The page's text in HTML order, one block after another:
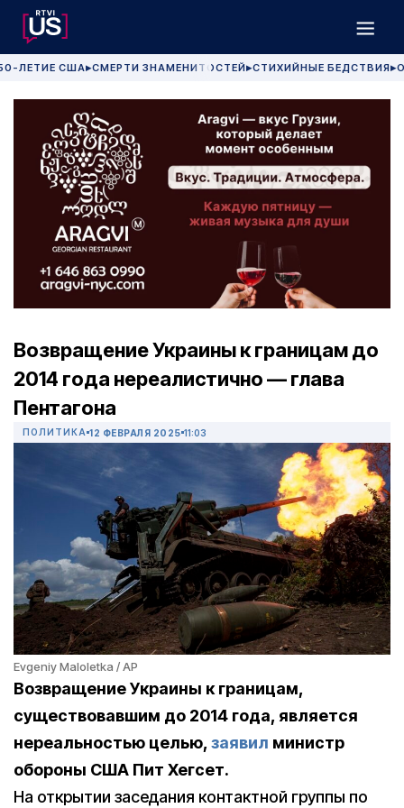
ЛЕТИЕ США▶СМЕРТИ ЗНАМЕНИТОСТЕЙ▶СТИХИЙНЫЕ БЕДСТВИЯ▶
Возвращение Украины к границам до
2014 года нереалистично — глава
Пентагона
ПОЛИТИКА 12 ФЕВРАЛЯ 2025 11:03
Evgeniy Maloletka / AP
Возвращение Украины к границам,
существовавшим до 2014 года, является
нереальностью целью, заявил министр
обороны США Пит Хегсет.
На открытии заседания контактной группы по